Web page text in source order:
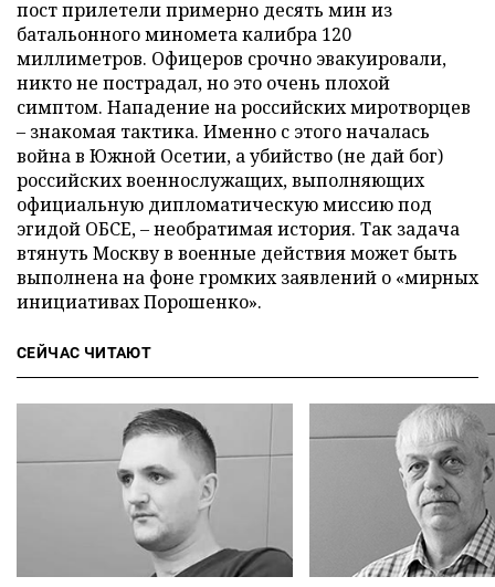
пост прилетели примерно десять мин из
батальонного миномета калибра 120
миллиметров. Офицеров срочно эвакуировали,
никто не пострадал, но это очень плохой
симптом. Нападение на российских миротворцев
– знакомая тактика. Именно с этого началась
война в Южной Осетии, а убийство (не дай бог)
российских военнослужащих, выполняющих
официальную дипломатическую миссию под
эгидой ОБСЕ, – необратимая история. Так задача
втянуть Москву в военные действия может быть
выполнена на фоне громких заявлений о «мирных
инициативах Порошенко».
СЕЙЧАС ЧИТАЮТ